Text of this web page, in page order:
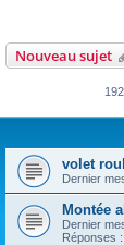
Nouveau sujet
volet
Dernier
Montée
Dernier
Réponses :